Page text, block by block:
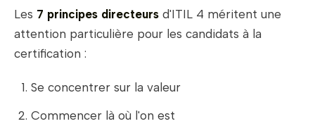
Les 7 principes directeurs d'ITIL 4 méritent une
attention particulière pour les candidats à la
certification :
Se concentrer sur la valeur
Commencer là où l'on est